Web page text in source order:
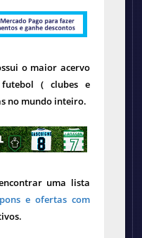
o maior acervo
( clubes e
no mundo inteiro.
uma lista
e ofertas com